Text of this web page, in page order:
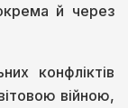
й через
конфліктів
війною,